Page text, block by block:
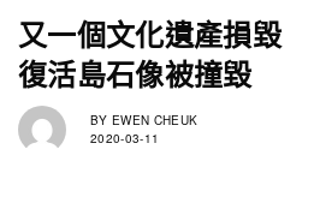
又一個文化遺產損毀
復活島石像被撞毀
BY EWEN CHEUK
2020-03-11